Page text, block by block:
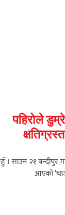
पहिरोले
। साउन २१ बन्दीपुर
आएको